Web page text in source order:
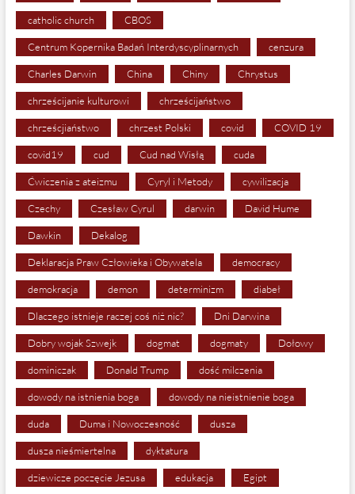
catholic church CBOS
Centrum Kopernika Badań Interdyscyplinarnych cenzura
Charles Darwin China Chiny Chrystus
chrześcijanie kulturowi chrześcijaństwo
chrześcjiaństwo chrzest Polski covid COVID 19
covid19 cud Cud nad Wisłą cuda
Ćwiczenia z ateizmu Cyryl i Metody cywilizacja
Czechy Czesław Cyrul darwin David Hume
Dawkin Dekalog
Deklaracja Praw Człowieka i Obywatela democracy
demokracja demon determinizm diabeł
Dlaczego istnieje raczej coś niż nic? Dni Darwina
Dobry wojak Szwejk dogmat dogmaty Dołowy
dominiczak Donald Trump dość milczenia
dowody na istnienia boga dowody na nieistnienie boga
duda Duma i Nowoczesność dusza
dusza nieśmiertelna dyktatura
dziewicze poczęcie Jezusa edukacja Egipt